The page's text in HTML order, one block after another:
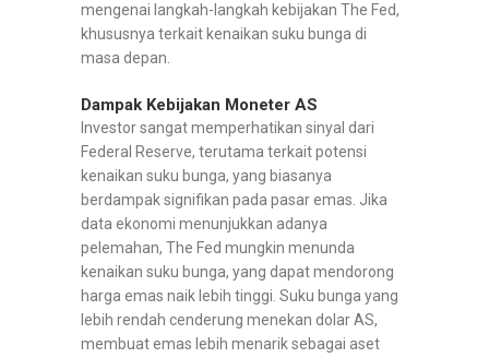
mengenai langkah-langkah kebijakan The Fed,
khususnya terkait kenaikan suku bunga di
masa depan.
Dampak Kebijakan Moneter AS
Investor sangat memperhatikan sinyal dari
Federal Reserve, terutama terkait potensi
kenaikan suku bunga, yang biasanya
berdampak signifikan pada pasar emas. Jika
data ekonomi menunjukkan adanya
pelemahan, The Fed mungkin menunda
kenaikan suku bunga, yang dapat mendorong
harga emas naik lebih tinggi. Suku bunga yang
lebih rendah cenderung menekan dolar AS,
membuat emas lebih menarik sebagai aset